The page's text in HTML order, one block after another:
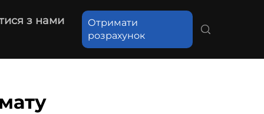
з нами
Отримати
розрахунок